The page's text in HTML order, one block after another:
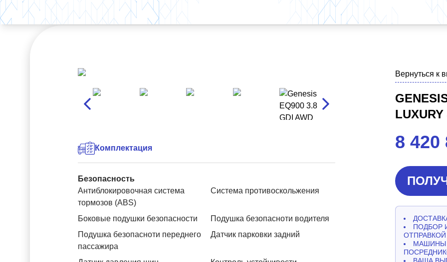
Главная/Каталог Genesis EQ900 3.8 GDI AWD Luxury 4WD
Комплектация
Безопасность
Антиблокировочная система
тормозов (ABS)
Система противоскольжения
Боковые подушки безопасности
Подушка безопасноти водителя
Подушка безопасноти переднего
пассажира
Датчик парковки задний
Вернуться к
LUXURY
8 420
ПОДБОР
ОТПРАВКОЙ
МАШИНЫ